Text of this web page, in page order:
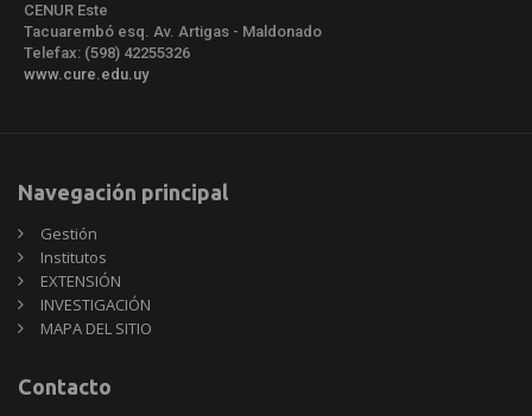
CENUR Este
Tacuarembó esq. Av. Artigas - Maldonado
Telefax: (598) 42255326
www.cure.edu.uy
Navegación principal
Gestión
Institutos
EXTENSIÓN
INVESTIGACIÓN
MAPA DEL SITIO
Contacto